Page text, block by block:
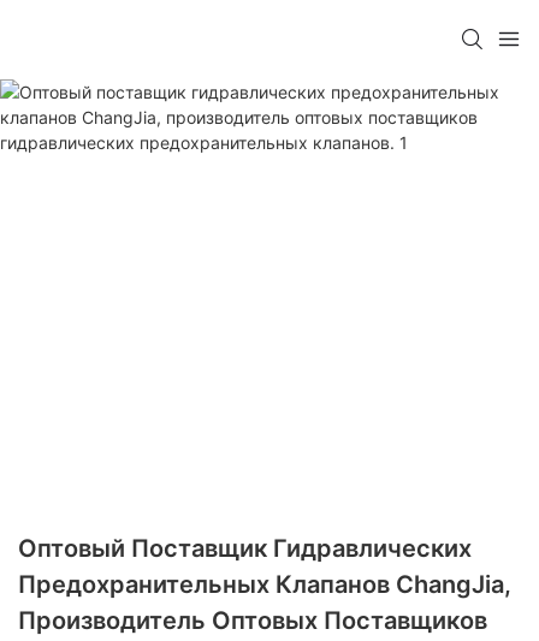
Оптовый Поставщик Гидравлических
Предохранительных Клапанов ChangJia,
Производитель Оптовых Поставщиков